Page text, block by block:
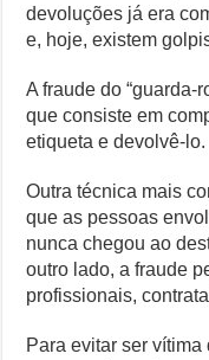
devoluções já era
e, hoje, existem
A fraude do “guarda-
que consiste em
etiqueta e devolvê-lo.
Outra técnica mais
que as pessoas
nunca chegou ao
outro lado, a fraude
profissionais,
Para evitar ser